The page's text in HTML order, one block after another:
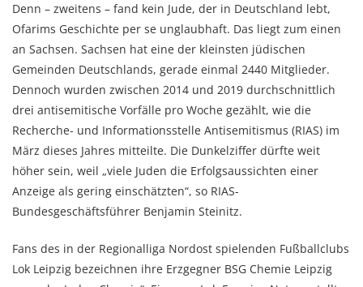
Denn – zweitens – fand kein Jude, der in Deutschland lebt,
Ofarims Geschichte per se unglaubhaft. Das liegt zum einen
an Sachsen. Sachsen hat eine der kleinsten jüdischen
Gemeinden Deutschlands, gerade einmal 2440 Mitglieder.
Dennoch wurden zwischen 2014 und 2019 durchschnittlich
drei antisemitische Vorfälle pro Woche gezählt, wie die
Recherche- und Informationsstelle Antisemitismus (RIAS) im
März dieses Jahres mitteilte. Die Dunkelziffer dürfte weit
höher sein, weil „viele Juden die Erfolgsaussichten einer
Anzeige als gering einschätzten“, so RIAS-
Bundesgeschäftsführer Benjamin Steinitz.
Fans des in der Regionalliga Nordost spielenden Fußballclubs
Lok Leipzig bezeichnen ihre Erzgegner BSG Chemie Leipzig